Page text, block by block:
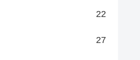
22
27